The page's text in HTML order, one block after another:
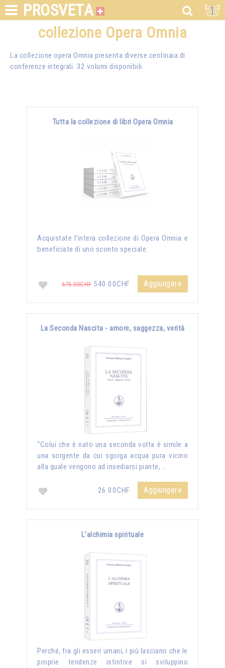
PROSVETA 1
collezione Opera Omnia
La collezione opera Omnia presenta diverse centinaia di
conferenze integrali. 32 volumi disponibili.
Tutta la collezione di libri Opera Omnia
Acquistate l'intera collezione di Opera Omnia e
beneficiate di uno sconto speciale.
676.00CHF540.00CHF Aggiungere
La Seconda Nascita - amore, saggezza, verità
“Colui che è nato una seconda volta è simile a
una sorgente da cui sgorga acqua pura vicino
alla quale vengono ad insediarsi piante, …
26.00CHF Aggiungere
L’alchimia spirituale
Perché, fra gli esseri umani, i più lasciano che le
proprie tendenze istintive si sviluppino